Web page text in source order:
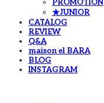
PROMOTION
★JUNIOR
CATALOG
REVIEW
Q&A
maison el BARA
BLOG
INSTAGRAM